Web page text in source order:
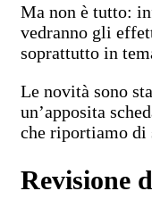
Ma non è tutto:
vedranno gli
soprattutto in
Le novità sono
un’apposita
che riportiamo di
Revisione